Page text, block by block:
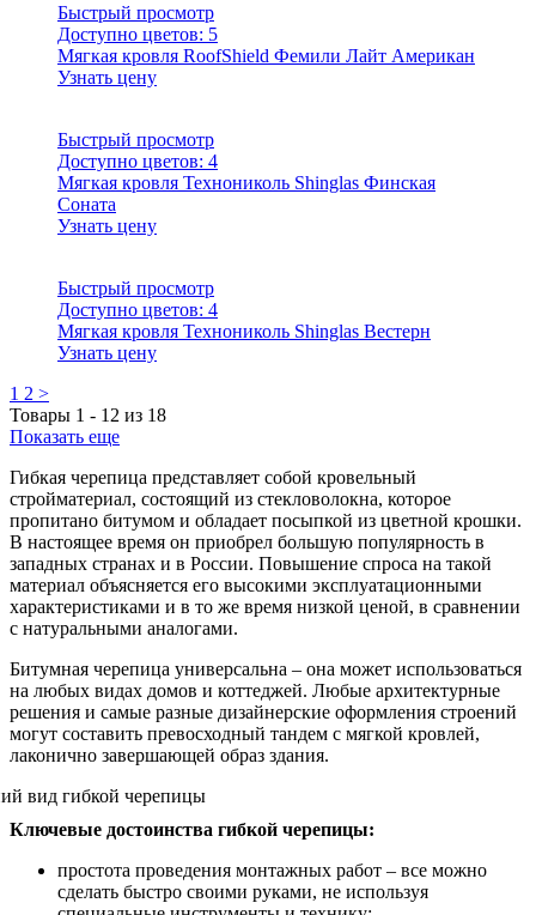
Быстрый просмотр
Доступно цветов: 5
Мягкая кровля RoofShield Фемили Лайт Американ
Узнать цену
Быстрый просмотр
Доступно цветов: 4
Мягкая кровля Технониколь Shinglas Финская
Соната
Узнать цену
Быстрый просмотр
Доступно цветов: 4
Мягкая кровля Технониколь Shinglas Вестерн
Узнать цену
1 2 >
Товары 1 - 12 из 18
Показать еще
Гибкая черепица представляет собой кровельный
стройматериал, состоящий из стекловолокна, которое
пропитано битумом и обладает посыпкой из цветной крошки.
В настоящее время он приобрел большую популярность в
западных странах и в России. Повышение спроса на такой
материал объясняется его высокими эксплуатационными
характеристиками и в то же время низкой ценой, в сравнении
с натуральными аналогами.
Битумная черепица универсальна – она может использоваться
на любых видах домов и коттеджей. Любые архитектурные
решения и самые разные дизайнерские оформления строений
могут составить превосходный тандем с мягкой кровлей,
лаконично завершающей образ здания.
Ключевые достоинства гибкой черепицы:
простота проведения монтажных работ – все можно
сделать быстро своими руками, не используя